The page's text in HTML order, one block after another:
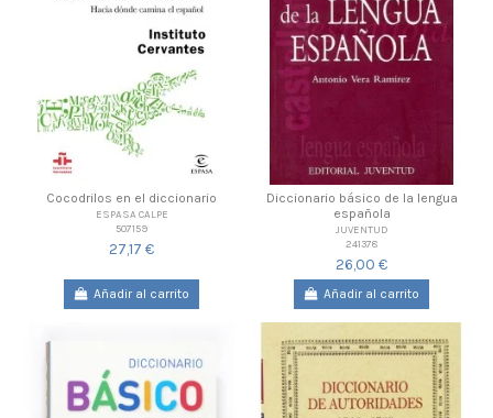
Cocodrilos en el diccionario
ESPASA CALPE
507159
27,17 €
Añadir al carrito
Diccionario básico de la lengua
española
JUVENTUD
241378
26,00 €
Añadir al carrito